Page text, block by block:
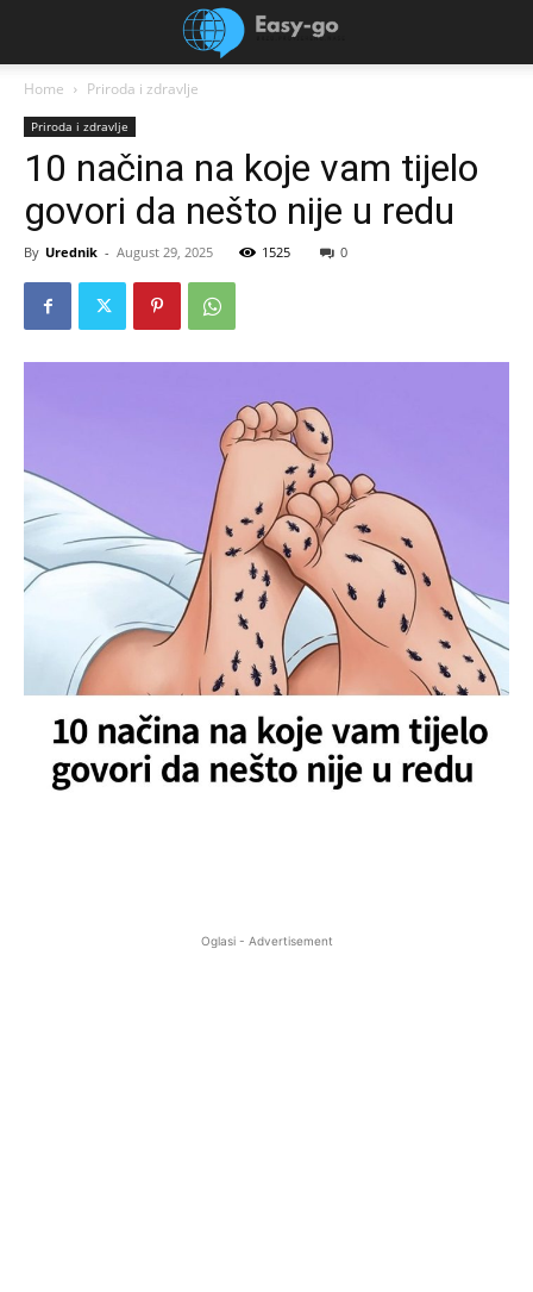
Home Priroda i zdravlje
Priroda i zdravlje
10 načina na koje vam tijelo
govori da nešto nije u redu
By Urednik - August 29, 2025 1525 0
Oglasi - Advertisement